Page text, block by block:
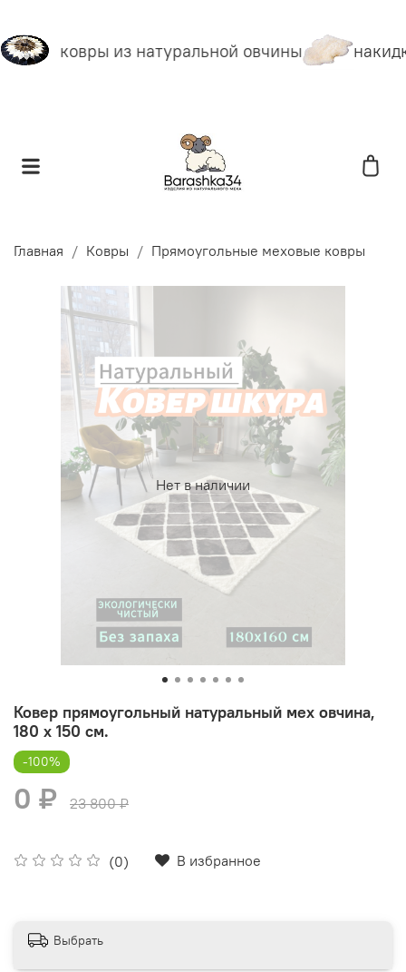
ковры из натуральной овчины
Главная Ковры Прямоугольные меховые ковры
Нет в наличии
Ковер прямоугольный натуральный мех овчина,
180 х 150 см.
(0) В избранное
-100%
0 ₽ 23 800 ₽
Выбрать